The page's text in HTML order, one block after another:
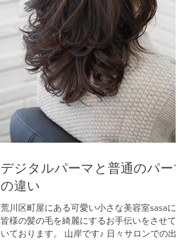
デジタルパーマと普通のパー
の違い
荒川区町屋にある可愛い小さな美容室sasaに
皆様の髪の毛を綺麗にするお手伝いをさせて
いております。 山岸です♪ 日々サロンでの出